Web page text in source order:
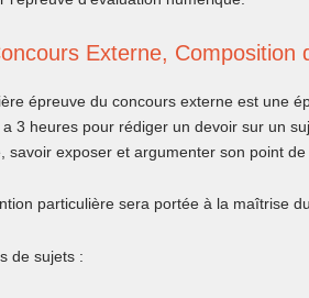
Externe, Composition
épreuve du concours externe est une
3 heures pour rédiger un devoir sur un
savoir exposer et argumenter son point de
particulière sera portée à la maîtrise
de sujets :